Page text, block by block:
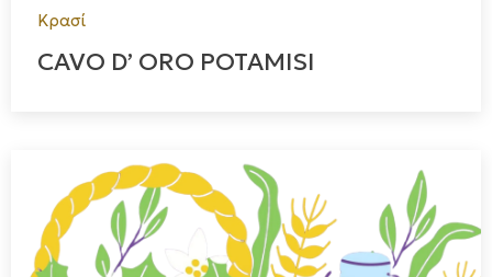
Κρασί
CAVO D’ ORO POTAMISI